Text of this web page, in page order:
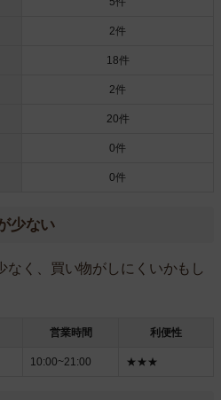
2件
18件
2件
20件
0件
0件
少ない
なく、買い物がしにくいかもし
営業時間 利便性
10:00~21:00 ★★★